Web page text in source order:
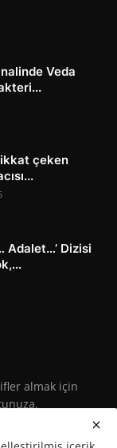
Veda
çeken
Adalet…’ Dizisi
almak için
Abone Ol